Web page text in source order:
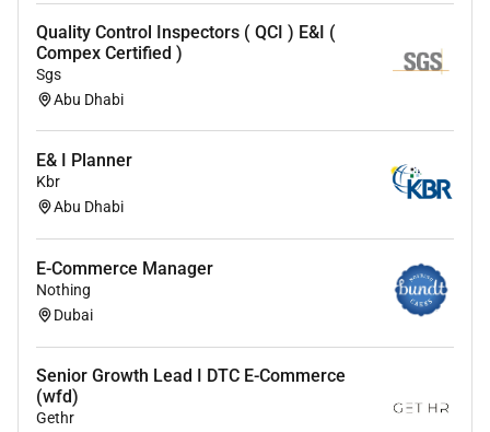
Quality Control Inspectors ( QCI ) E&I (
Compex Certified )
Sgs
Abu Dhabi
E& I Planner
Kbr
Abu Dhabi
E-Commerce Manager
Nothing
Dubai
Senior Growth Lead I DTC E-Commerce
(wfd)
Gethr